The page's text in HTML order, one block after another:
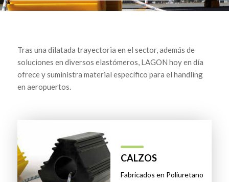
Tras una dilatada trayectoria en el sector, además de
soluciones en diversos elastómeros, LAGON hoy en día
ofrece y suministra material específico para el handling
en aeropuertos.
CALZOS
Fabricados en Poliuretano